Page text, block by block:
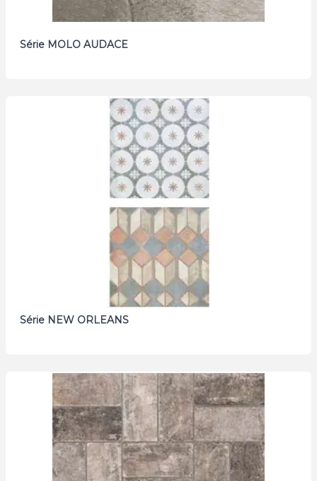
Série MOLO AUDACE
Série NEW ORLEANS